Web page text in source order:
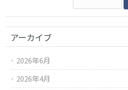
アーカイブ
2026年6月
2026年4月